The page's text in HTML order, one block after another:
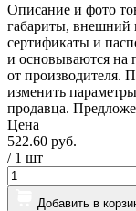
Описание и фото
габариты, внешний
сертификаты и
и основываются на
от производителя.
изменить
продавца.
Цена
522.60 руб.
/ 1 шт
Добавить в